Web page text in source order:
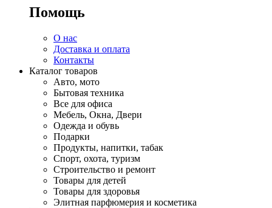
Помощь
О нас
Доставка и оплата
Контакты
Каталог товаров
Авто, мото
Бытовая техника
Все для офиса
Мебель, Окна, Двери
Одежда и обувь
Подарки
Продукты, напитки, табак
Спорт, охота, туризм
Строительство и ремонт
Товары для детей
Товары для здоровья
Элитная парфюмерия и косметика